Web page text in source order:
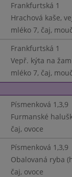
Frankfurtská 1
Hrachová kaše,
mléko 7, čaj,
Frankfurtská 1
Vepř. kýta na
mléko 7, čaj,
Písmenková 1,3,9
Furmanské
čaj, ovoce
Písmenková 1,3,9
Obalovaná ryba
čaj, ovoce